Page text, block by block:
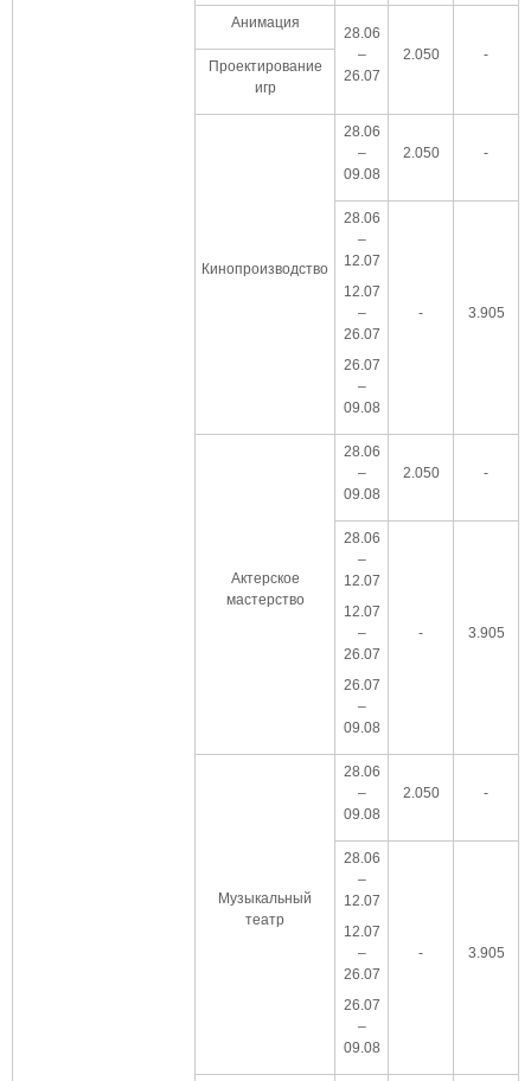
Анимация
28.06
–
26.07
2.050 -
Проектирование
игр
Кинопроизводство
28.06
–
09.08
2.050 -
28.06
–
12.07
12.07
–
26.07
26.07
–
09.08
- 3.905
Актерское
мастерство
28.06
–
09.08
2.050 -
28.06
–
12.07
12.07
–
26.07
26.07
–
09.08
- 3.905
Музыкальный
театр
28.06
–
09.08
2.050 -
28.06
–
12.07
12.07
–
26.07
26.07
–
09.08
- 3.905